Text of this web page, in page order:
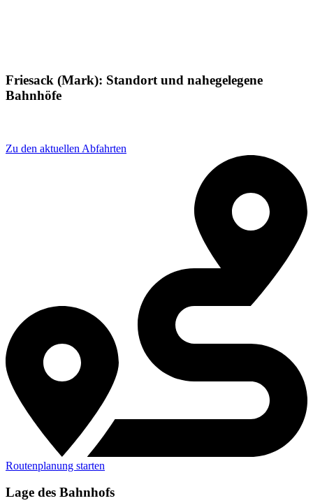
Friesack (Mark): Standort und nahegelegene
Bahnhöfe
Zu den aktuellen Abfahrten
Routenplanung starten
Lage des Bahnhofs